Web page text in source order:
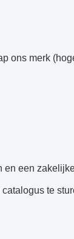
ons merk
een
te